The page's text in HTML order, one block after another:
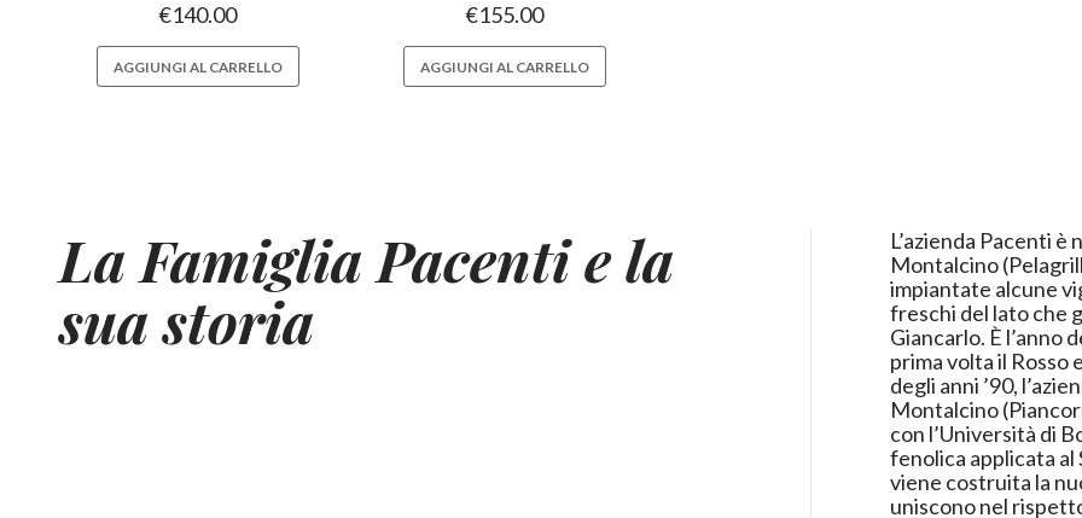
€140.00
AGGIUNGI AL CARRELLO
€155.00
AGGIUNGI AL CARRELLO
La Famiglia Pacenti e la
sua storia
L’azienda Pacenti
Montalcino
impiantate alcune
freschi del lato che
Giancarlo. È l’anno
prima volta il Rosso e
degli anni ’90,
Montalcino (Piancornello). Alla fine degli anni ’60
con l’Università di
fenolica applicata al
viene costruita la
uniscono nel